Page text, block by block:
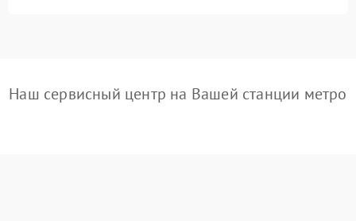
Наш сервисный центр на Вашей станции метро